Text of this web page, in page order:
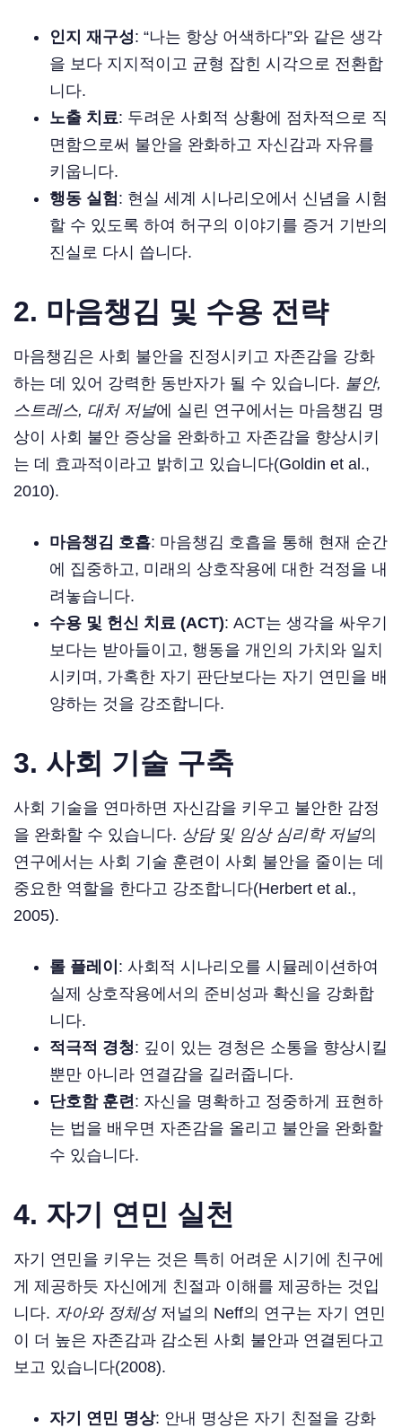
인지 재구성: “나는 항상 어색하다”와 같은 생각
을 보다 지지적이고 균형 잡힌 시각으로 전환합
니다.
노출 치료: 두려운 사회적 상황에 점차적으로 직
면함으로써 불안을 완화하고 자신감과 자유를
키웁니다.
행동 실험: 현실 세계 시나리오에서 신념을 시험
할 수 있도록 하여 허구의 이야기를 증거 기반의
진실로 다시 씁니다.
2. 마음챙김 및 수용 전략
마음챙김은 사회 불안을 진정시키고 자존감을 강화
하는 데 있어 강력한 동반자가 될 수 있습니다. 불안,
스트레스, 대처 저널에 실린 연구에서는 마음챙김 명
상이 사회 불안 증상을 완화하고 자존감을 향상시키
는 데 효과적이라고 밝히고 있습니다(Goldin et al.,
2010).
마음챙김 호흡: 마음챙김 호흡을 통해 현재 순간
에 집중하고, 미래의 상호작용에 대한 걱정을 내
려놓습니다.
수용 및 헌신 치료 (ACT): ACT는 생각을 싸우기
보다는 받아들이고, 행동을 개인의 가치와 일치
시키며, 가혹한 자기 판단보다는 자기 연민을 배
양하는 것을 강조합니다.
3. 사회 기술 구축
사회 기술을 연마하면 자신감을 키우고 불안한 감정
을 완화할 수 있습니다. 상담 및 임상 심리학 저널의
연구에서는 사회 기술 훈련이 사회 불안을 줄이는 데
중요한 역할을 한다고 강조합니다(Herbert et al.,
2005).
롤 플레이 : 사회적 시나리오를 시뮬레이션하여
실제 상호작용에서의 준비성과 확신을 강화합
니다.
적극적 경청: 깊이 있는 경청은 소통을 향상시킬
뿐만 아니라 연결감을 길러줍니다.
단호함 훈련 : 자신을 명확하고 정중하게 표현하
는 법을 배우면 자존감을 올리고 불안을 완화할
수 있습니다.
4. 자기 연민 실천
자기 연민을 키우는 것은 특히 어려운 시기에 친구에
게 제공하듯 자신에게 친절과 이해를 제공하는 것입
니다. 자아와 정체성저널의 Neff의 연구는 자기 연민
이 더 높은 자존감과 감소된 사회 불안과 연결된다고
보고 있습니다(2008).
자기 연민 명상: 안내 명상은 자기 친절을 강화